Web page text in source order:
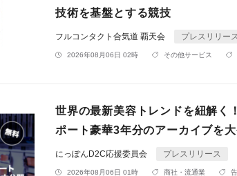
技術を基盤とする競技
フルコンタクト合気道 覇天会 プレスリリー
2026年08月06日 02時 その他サービス
世界の最新美容トレンドを紐解く
ポート豪華3年分のアーカイブを大
にっぽんD2C応援委員会 プレスリリース
2026年08月06日 01時 商社・流通業